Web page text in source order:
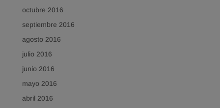
octubre 2016
septiembre 2016
agosto 2016
julio 2016
junio 2016
mayo 2016
abril 2016